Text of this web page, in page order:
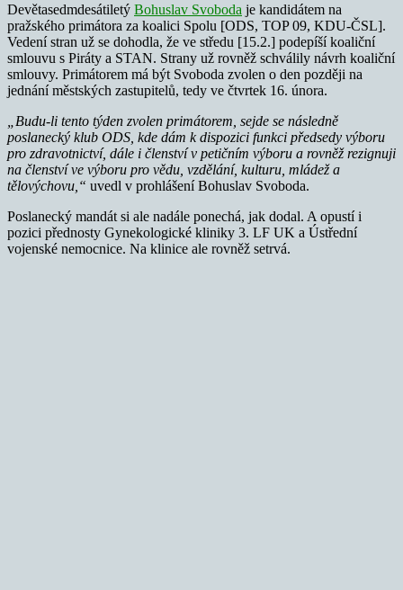
Devětasedmdesátiletý Bohuslav Svoboda je kandidátem na
pražského primátora za koalici Spolu [ODS, TOP 09, KDU-ČSL].
Vedení stran už se dohodla, že ve středu [15.2.] podepíší koaliční
smlouvu s Piráty a STAN. Strany už rovněž schválily návrh koaliční
smlouvy. Primátorem má být Svoboda zvolen o den později na
jednání městských zastupitelů, tedy ve čtvrtek 16. února.
„Budu-li tento týden zvolen primátorem, sejde se následně
poslanecký klub ODS, kde dám k dispozici funkci předsedy výboru
pro zdravotnictví, dále i členství v petičním výboru a rovněž rezignuji
na členství ve výboru pro vědu, vzdělání, kulturu, mládež a
tělovýchovu,“ uvedl v prohlášení Bohuslav Svoboda.
Poslanecký mandát si ale nadále ponechá, jak dodal. A opustí i
pozici přednosty Gynekologické kliniky 3. LF UK a Ústřední
vojenské nemocnice. Na klinice ale rovněž setrvá.